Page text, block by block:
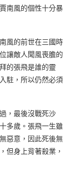
南風的個性十分暴
風的前世在三國時
讓敵人聞風喪膽的
的張飛是誰的靈
駐，所以仍然必須
，最後沒戰死沙
多歲。張飛一生雖
惡意，因此死後無
但身上背著殺業，